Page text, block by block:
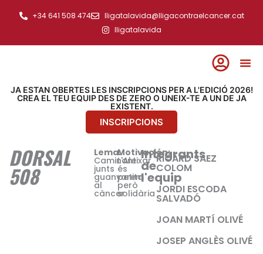
+34 641 508 474
lligatalavida@lligacontraelcancer.cat
lligatalavida
JA ESTAN OBERTES LES INSCRIPCIONS PER A L'EDICIÓ 2026!
CREA EL TEU EQUIP DES DE ZERO O UNEIX-TE A UN DE JA
EXISTENT.
INSCRIPCIONS
DORSAL
508
Lema:
Caminant
junts
guanyarem
al
càncer
Motivación:
L'Aleixar
és
petita
però
solidària
Integrants
de
l'equip
RICARD SAEZ
COLOM
JORDI ESCODA
SALVADÓ
JOAN MARTÍ OLIVÉ
JOSEP ANGLÈS OLIVÉ